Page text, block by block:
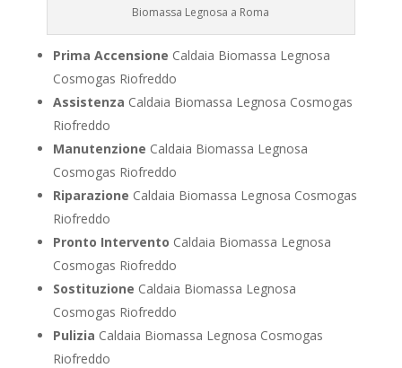
Biomassa Legnosa a Roma
Prima Accensione Caldaia Biomassa Legnosa
Cosmogas Riofreddo
Assistenza Caldaia Biomassa Legnosa Cosmogas
Riofreddo
Manutenzione Caldaia Biomassa Legnosa
Cosmogas Riofreddo
Riparazione Caldaia Biomassa Legnosa Cosmogas
Riofreddo
Pronto Intervento Caldaia Biomassa Legnosa
Cosmogas Riofreddo
Sostituzione Caldaia Biomassa Legnosa
Cosmogas Riofreddo
Pulizia Caldaia Biomassa Legnosa Cosmogas
Riofreddo